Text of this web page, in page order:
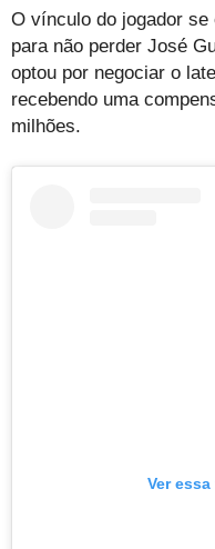
O vínculo do jogador
para não perder José
optou por negociar o
recebendo uma
milhões.
Ver